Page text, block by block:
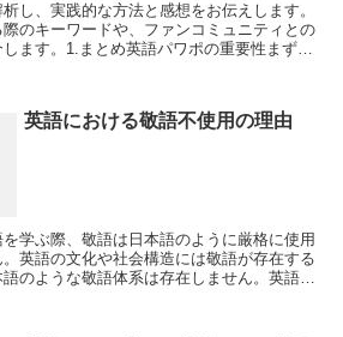
し、実践的な方法と感想をお伝えします。
のキーワードや、ファンコミュニティとの
ます。1.まとめ英語パワポの重要性まず
英語における敬語不使用の理由
学ぶ際、敬語は日本語のように厳格に使用
英語の文化や社会構造には敬語が存在する
のような敬語体系は存在しません。英語で